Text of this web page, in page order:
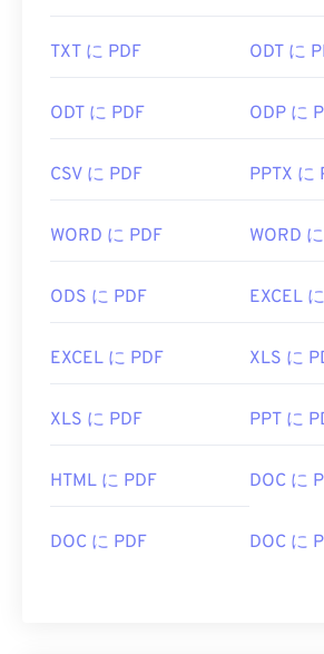
TXT に PDF ODT に
ODT に PDF ODP に
CSV に PDF PPTX に
WORD に PDF WORD
ODS に PDF EXCEL
EXCEL に PDF XLS に
XLS に PDF PPT に
HTML に PDF DOC に
DOC に PDF DOC に